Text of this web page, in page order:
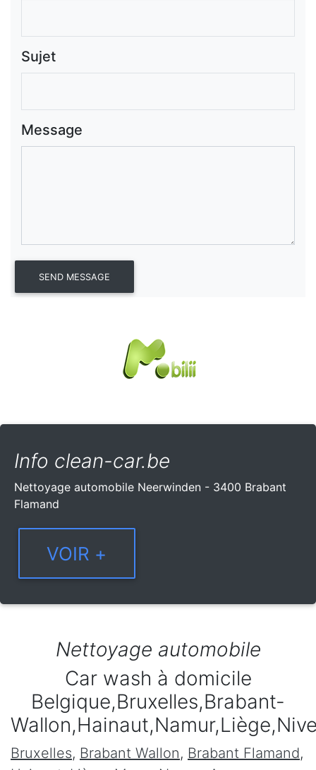
Sujet
Message
Info clean-car.be
Nettoyage automobile Neerwinden - 3400 Brabant
Flamand
Nettoyage automobile
Car wash à domicile
Belgique,Bruxelles,Brabant-
Bruxelles, Brabant Wallon, Brabant Flamand,